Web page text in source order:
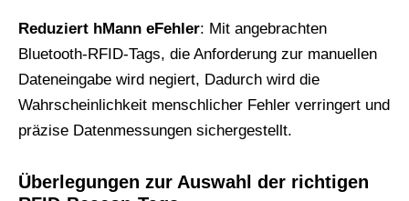
Reduziert hMann eFehler: Mit angebrachten
Bluetooth-RFID-Tags, die Anforderung zur manuellen
Dateneingabe wird negiert, Dadurch wird die
Wahrscheinlichkeit menschlicher Fehler verringert und
präzise Datenmessungen sichergestellt.
Überlegungen zur Auswahl der richtigen